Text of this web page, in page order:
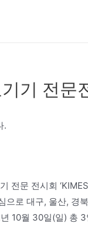
기 전문
.
전문 전시회
으로 대구, 울산, 경
10월 30일(일) 총 3